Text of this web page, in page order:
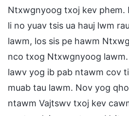
Ntxwgnyoog txoj kev phem.
li no yuav tsis ua hauj lwm
lawm, los sis pe hawm
nco txog Ntxwgnyoog
lawv yog ib pab ntawm cov
muab tau lawm. Nov yog
ntawm Vajtswv txoj kev